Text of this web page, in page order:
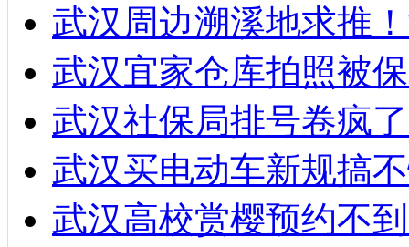
武汉周边溯溪地求推
武汉宜家仓库拍照被
武汉社保局排号卷疯
武汉买电动车新规搞
武汉高校赏樱预约不